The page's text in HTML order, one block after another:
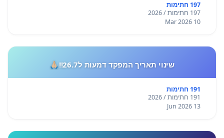
197 חתימות
197 חתימות / 2026
10 Mar 2026
שינוי תאריך המפקד דמעות ל26.7!!🙏🏼
191 חתימות
191 חתימות / 2026
13 Jun 2026